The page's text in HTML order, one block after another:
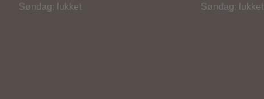
Søndag: lukket
Søndag: lukket